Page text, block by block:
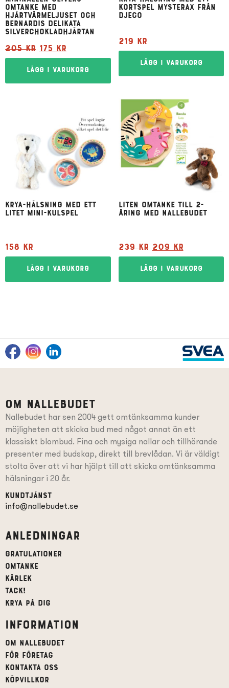
omtanke med
hjärtvärmeljuset och
Bernardis delikata
silverchokladhjärtan
205kr 175 kr
Lägg i varukorg
kortspel Mysterax från
Djeco
219 kr
Lägg i varukorg
Krya-hälsning med ett
litet mini-kulspel
158 kr
Lägg i varukorg
Liten omtanke till 2-
åring med Nallebudet
239kr 209 kr
Lägg i varukorg
Om Nallebudet
Nallebudet har sen 2004 gett omtänksamma kunder
möjligheten att skicka bud med något annat än ett
klassiskt blombud. Fina och mysiga nallar och tillhörande
presentermed budskap, direkt till brevlådan. Vi är väldigt
stolta över att vi har hjälpt till att skicka omtänksamma
hälsningar i 20 år.
Kundtjänst
info@nallebudet.se
Anledningar
Gratulationer
Omtanke
Kärlek
Tack!
Krya på dig
Information
Om Nallebudet
För företag
Kontakta oss
Köpvillkor